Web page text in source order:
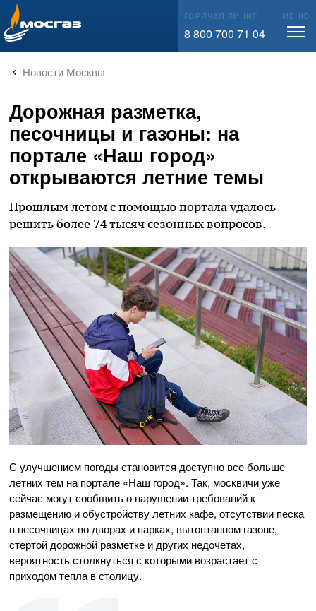
info@mos-gaz.ru ГОРЯЧАЯ ЛИНИЯ
8 800 700 71 04
МЕНЮ
Новости Москвы
Дорожная разметка,
песочницы и газоны: на
портале «Наш город»
открываются летние темы
Прошлым летом с помощью портала удалось
решить более 74 тысяч сезонных вопросов.
С улучшением погоды становится доступно все больше
летних тем на портале «Наш город». Так, москвичи уже
сейчас могут сообщить о нарушении требований к
размещению и обустройству летних кафе, отсутствии песка
в песочницах во дворах и парках, вытоптанном газоне,
стертой дорожной разметке и других недочетах,
вероятность столкнуться с которыми возрастает с
приходом тепла в столицу.